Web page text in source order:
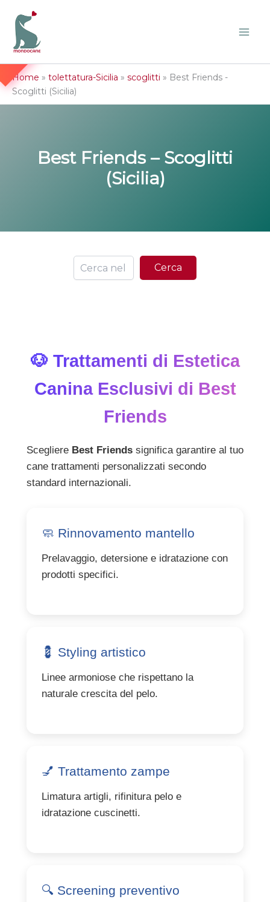
contenuto
Home » tolettatura-Sicilia » scoglitti » Best Friends -
Scoglitti (Sicilia)
Best Friends – Scoglitti
(Sicilia)
Cerca
🐶 Trattamenti di Estetica
Canina Esclusivi di Best
Friends
Scegliere Best Friends significa garantire al tuo
cane trattamenti personalizzati secondo
standard internazionali.
🧼 Rinnovamento mantello
Prelavaggio, detersione e idratazione con
prodotti specifici.
💈 Styling artistico
Linee armoniose che rispettano la
naturale crescita del pelo.
💅 Trattamento zampe
Limatura artigli, rifinitura pelo e
idratazione cuscinetti.
🔍 Screening preventivo
M
O
N
D
O
C
A
N
E